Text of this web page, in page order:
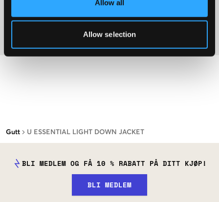
Allow all
Allow selection
Gutt U ESSENTIAL LIGHT DOWN JACKET
BLI MEDLEM OG FÅ 10 % RABATT PÅ DITT KJØP!
BLI MEDLEM